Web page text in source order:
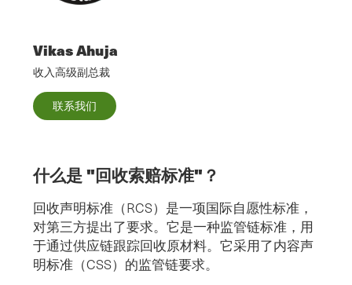
Vikas Ahuja
收入高级副总裁
联系我们
什么是 "回收索赔标准"？
回收声明标准（RCS）是一项国际自愿性标准，
对第三方提出了要求。它是一种监管链标准，用
于通过供应链跟踪回收原材料。它采用了内容声
明标准（CSS）的监管链要求。